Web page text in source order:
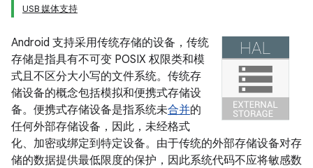
USB 媒体支持
Android 支持采用传统存储的设备，传统
存储是指具有不可变 POSIX 权限类和模
式且不区分大小写的文件系统。传统存
储设备的概念包括模拟和便携式存储设
备。便携式存储设备是指系统未合并的
任何外部存储设备，因此，未经格式
化、加密或绑定到特定设备。由于传统的外部存储设备对存
储的数据提供最低限度的保护，因此系统代码不应将敏感数